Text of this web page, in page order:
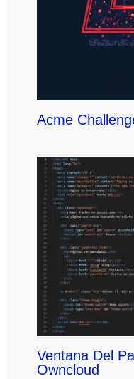
Acme
Ventana Del
Owncloud